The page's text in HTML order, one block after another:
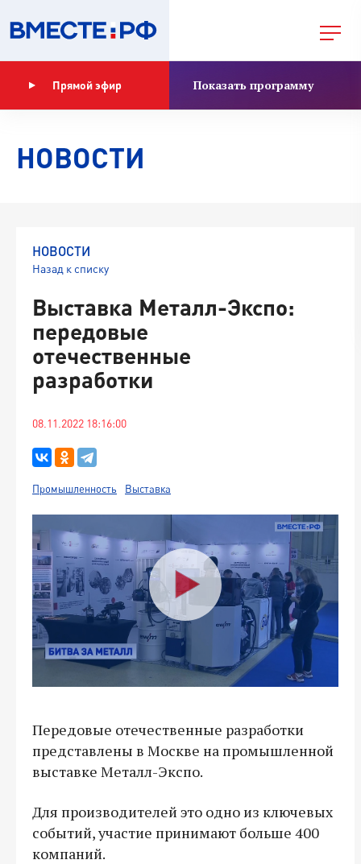
Прямой эфир Показать программу
НОВОСТИ
НОВОСТИ
Назад к списку
Выставка Металл-Экспо:
передовые
отечественные
разработки
08.11.2022 18:16:00
Промышленность Выставка
Передовые отечественные разработки
представлены в Москве на промышленной
выставке Металл-Экспо.
Для производителей это одно из ключевых
событий, участие принимают больше 400
компаний.